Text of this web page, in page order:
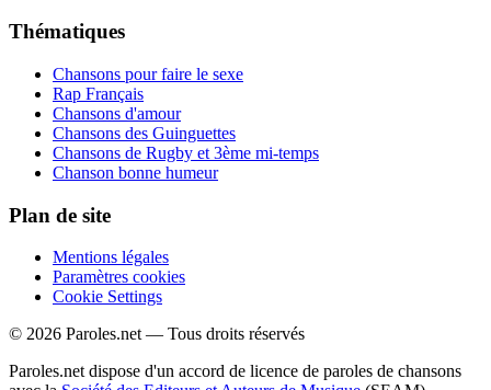
Thématiques
Chansons pour faire le sexe
Rap Français
Chansons d'amour
Chansons des Guinguettes
Chansons de Rugby et 3ème mi-temps
Chanson bonne humeur
Plan de site
Mentions légales
Paramètres cookies
Cookie Settings
© 2026 Paroles.net — Tous droits réservés
Paroles.net dispose d'un accord de licence de paroles de chansons